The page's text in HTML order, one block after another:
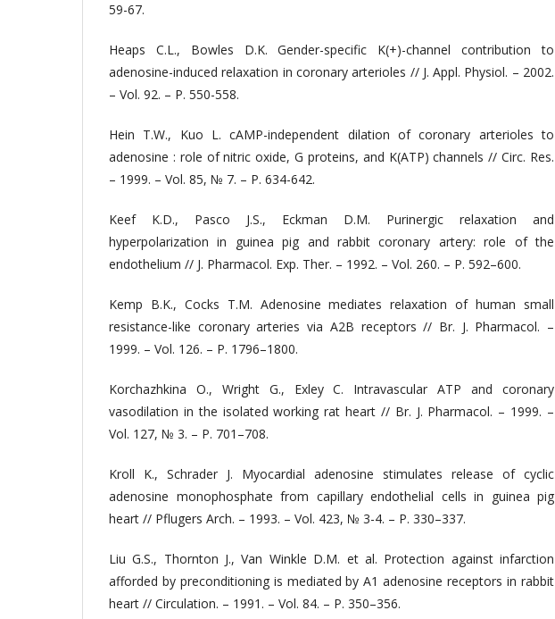
59-67.
Heaps C.L., Bowles D.K. Gender-specific K(+)-channel contribution to
adenosine-induced relaxation in coronary arterioles // J. Appl. Physiol. – 2002.
– Vol. 92. – P. 550-558.
Hein T.W., Kuo L. cAMP-independent dilation of coronary arterioles to
adenosine : role of nitric oxide, G proteins, and K(ATP) channels // Circ. Res.
– 1999. – Vol. 85, № 7. – P. 634-642.
Keef K.D., Pasco J.S., Eckman D.M. Purinergic relaxation and
hyperpolarization in guinea pig and rabbit coronary artery: role of the
endothelium // J. Pharmacol. Exp. Ther. – 1992. – Vol. 260. – P. 592–600.
Kemp B.K., Cocks T.M. Adenosine mediates relaxation of human small
resistance-like coronary arteries via A2B receptors // Br. J. Pharmacol. –
1999. – Vol. 126. – P. 1796–1800.
Korchazhkina O., Wright G., Exley C. Intravascular ATP and coronary
vasodilation in the isolated working rat heart // Br. J. Pharmacol. – 1999. –
Vol. 127, № 3. – P. 701–708.
Kroll K., Schrader J. Myocardial adenosine stimulates release of cyclic
adenosine monophosphate from capillary endothelial cells in guinea pig
heart // Pflugers Arch. – 1993. – Vol. 423, № 3-4. – P. 330–337.
Liu G.S., Thornton J., Van Winkle D.M. et al. Protection against infarction
afforded by preconditioning is mediated by A1 adenosine receptors in rabbit
heart // Circulation. – 1991. – Vol. 84. – P. 350–356.